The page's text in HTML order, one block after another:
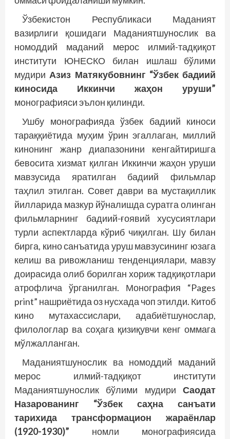
Ўзбекистон Республикаси Маданият
вазирлиги қошидаги Маданиятшунослик ва
номоддий маданий мерос илмий-тадқиқот
институти ЮНЕСКО билан ишлаш бўлими
мудириАзиз Матякубовнинг “Ўзбек бадиий
киносида Иккинчи жаҳон уруши”
монографияси эълон қилинди.
Ушбу монографияда ўзбек бадиий киноси
тараққиётида муҳим ўрин эгаллаган, миллий
кинонинг жанр диапазонини кенгайтиришга
бевосита хизмат қилган Иккинчи жаҳон уруши
мавзусида яратилган бадиий фильмлар
таҳлил этилган. Совет даври ва мустақиллик
йилларида мазкур йўналишда суратга олинган
фильмларнинг бадиий-ғоявий хусусиятлари
турли аспектларда кўриб чиқилган. Шу билан
бирга, кино санъатида уруш мавзусининг юзага
келиш ва ривожланиш тенденциялари, мавзу
доирасида олиб борилган хориж тадқиқотлари
атрофлича ўрганилган. Монография “Pages
print” нашриётида оз нусхада чоп этилди. Китоб
кино мутахассислари, адабиётшунослар,
филологлар ва соҳага қизиқувчи кенг оммага
мўлжалланган.
Маданиятшунослик ва номоддий маданий
мерос илмий-тадқиқот институти
Маданиятшунослик бўлими мудири Саодат
Назарованинг “Ўзбек саҳна санъати
тарихида трансформацион жараёнлар
(1920-1930)” номли монографиясида